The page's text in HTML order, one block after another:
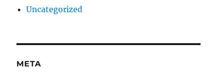
Uncategorized
META